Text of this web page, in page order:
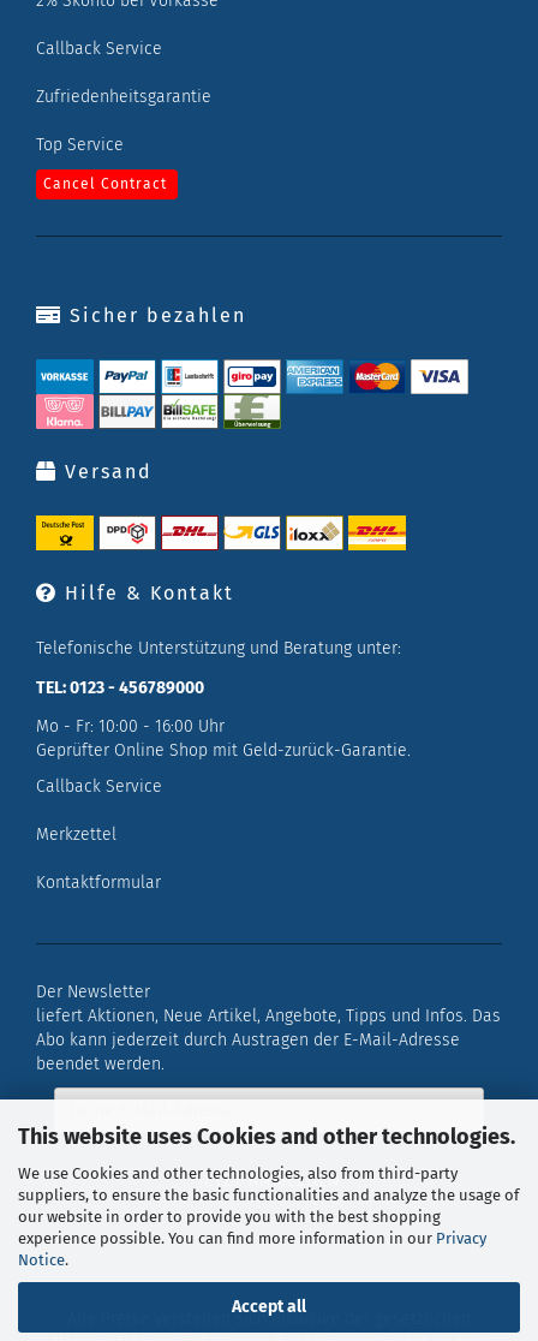
This website uses Cookies and other technologies.
We use Cookies and other technologies, also from third-party
suppliers, to ensure the basic functionalities and analyze the usage of
our website in order to provide you with the best shopping
experience possible. You can find more information in our Privacy
Notice.
Accept all
Callback Service
Zufriedenheitsgarantie
Top Service
Cancel Contract
Sicher bezahlen
Versand
Hilfe & Kontakt
Telefonische Unterstützung und Beratung unter:
TEL: 0123 - 456789000
Mo - Fr: 10:00 - 16:00 Uhr
Geprüfter Online Shop mit Geld-zurück-Garantie.
Callback Service
Merkzettel
Kontaktformular
Der Newsletter
liefert Aktionen, Neue Artikel, Angebote, Tipps und Infos. Das
Abo kann jederzeit durch Austragen der E-Mail-Adresse
beendet werden.
Alle Preise verstehen sich inklusive der gesetzlichen